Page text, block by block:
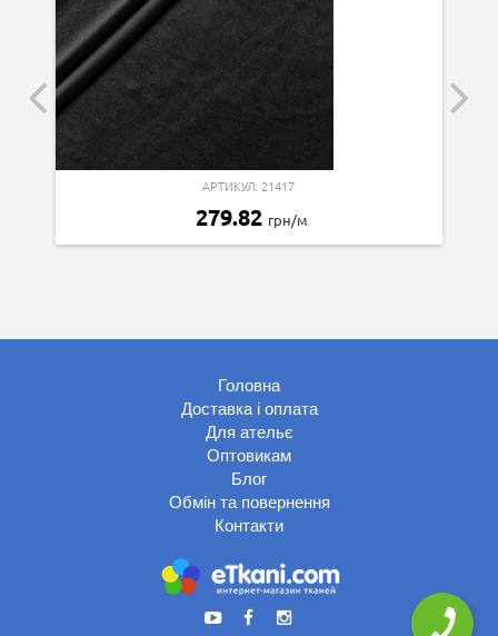
АРТИКУЛ: 21417
279.82 грн/м
Головна
Доставка і оплата
Для ательє
Оптовикам
Блог
Обмін та повернення
Контакти